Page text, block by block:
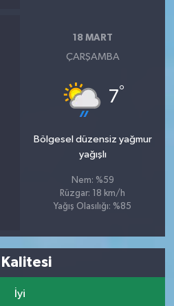
18 MART
ÇARŞAMBA
7°
Bölgesel düzensiz yağmur
yağışlı
Nem: %59
Rüzgar: 18 km/h
Yağış Olasılığı: %85
İyi